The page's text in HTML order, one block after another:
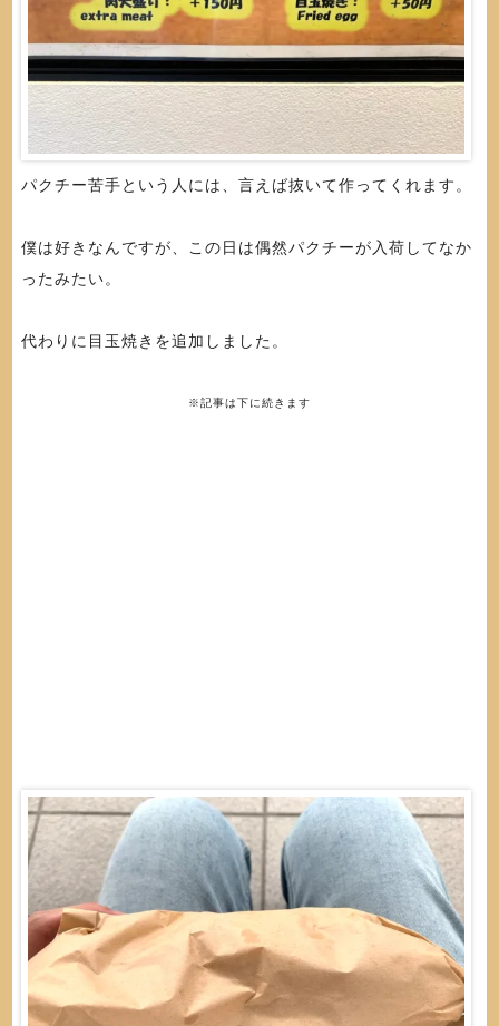
パクチー苦手という人には、言えば抜いて作ってくれます。
僕は好きなんですが、この日は偶然パクチーが入荷してなか
ったみたい。
代わりに目玉焼きを追加しました。
※記事は下に続きます